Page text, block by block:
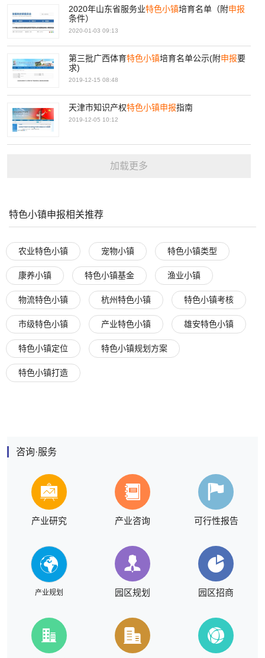
2020年山东省服务业特色小镇培育名单（附申报
条件）
2020-01-03 09:13
第三批广西体育特色小镇培育名单公示(附申报要
求)
2019-12-15 08:48
天津市知识产权特色小镇申报指南
2019-12-05 10:12
加载更多
特色小镇申报相关推荐
农业特色小镇 宠物小镇 特色小镇类型
康养小镇 特色小镇基金 渔业小镇
物流特色小镇 杭州特色小镇 特色小镇考核
市级特色小镇 产业特色小镇 雄安特色小镇
特色小镇定位 特色小镇规划方案
特色小镇打造
咨询·服务
产业研究 产业咨询 可行性报告
产业规划 园区规划 园区招商